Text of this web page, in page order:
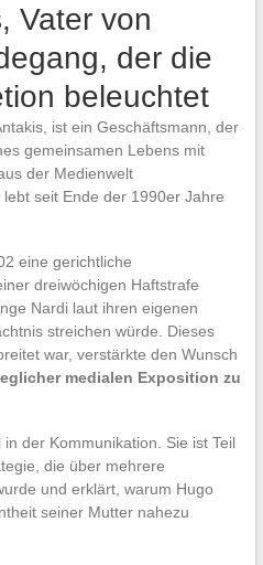
Vater von
der die
beleuchtet
ist ein Geschäftsmann, der
gemeinsamen Lebens mit
der Medienwelt
seit Ende der 1990er Jahre
eine gerichtliche
dreiwöchigen Haftstrafe
Nardi laut ihren eigenen
streichen würde. Dieses
war, verstärkte den Wunsch
medialen Exposition zu
der Kommunikation. Sie ist Teil
die über mehrere
und erklärt, warum Hugo
seiner Mutter nahezu